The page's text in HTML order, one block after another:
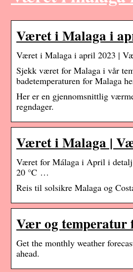
Været i Malaga i
Været i Malaga i april 2023 |
Sjekk været for Malaga i vår
badetemperaturen for Malaga
Her er en gjennomsnittlig
regndager.
Været i Malaga |
Været for Málaga i April i detalj
20 °C …
Reis til solsikre Malaga og
Vær og temperatur
Get the monthly weather
ahead.